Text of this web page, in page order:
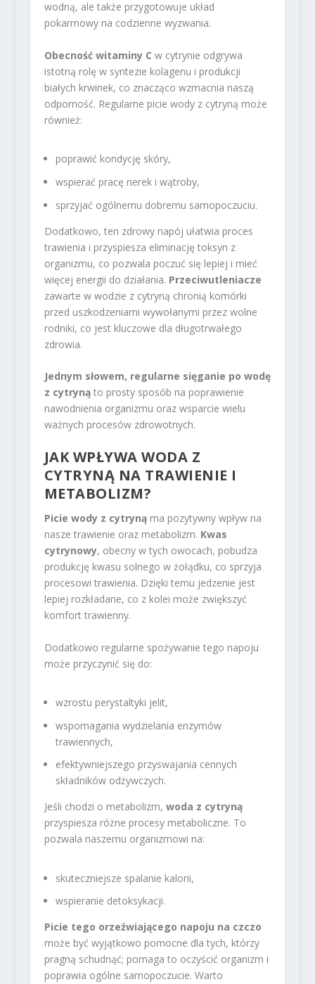
wodną, ale także przygotowuje układ
pokarmowy na codzienne wyzwania.
Obecność witaminy C w cytrynie odgrywa
istotną rolę w syntezie kolagenu i produkcji
białych krwinek, co znacząco wzmacnia naszą
odporność. Regularne picie wody z cytryną może
również:
poprawić kondycję skóry,
wspierać pracę nerek i wątroby,
sprzyjać ogólnemu dobremu samopoczuciu.
Dodatkowo, ten zdrowy napój ułatwia proces
trawienia i przyspiesza eliminację toksyn z
organizmu, co pozwala poczuć się lepiej i mieć
więcej energii do działania. Przeciwutleniacze
zawarte w wodzie z cytryną chronią komórki
przed uszkodzeniami wywołanymi przez wolne
rodniki, co jest kluczowe dla długotrwałego
zdrowia.
Jednym słowem, regularne sięganie po wodę
z cytrynąto prosty sposób na poprawienie
nawodnienia organizmu oraz wsparcie wielu
ważnych procesów zdrowotnych.
JAK WPŁYWA WODA Z
CYTRYNĄ NA TRAWIENIE I
METABOLIZM?
Picie wody z cytrynąma pozytywny wpływ na
nasze trawienie oraz metabolizm. Kwas
cytrynowy, obecny w tych owocach, pobudza
produkcję kwasu solnego w żołądku, co sprzyja
procesowi trawienia. Dzięki temu jedzenie jest
lepiej rozkładane, co z kolei może zwiększyć
komfort trawienny.
Dodatkowo regularne spożywanie tego napoju
może przyczynić się do:
wzrostu perystaltyki jelit,
wspomagania wydzielania enzymów
trawiennych,
efektywniejszego przyswajania cennych
składników odżywczych.
Jeśli chodzi o metabolizm, woda z cytryną
przyspiesza różne procesy metaboliczne. To
pozwala naszemu organizmowi na:
skuteczniejsze spalanie kalorii,
wspieranie detoksykacji.
Picie tego orzeźwiającego napoju na czczo
może być wyjątkowo pomocne dla tych, którzy
pragną schudnąć; pomaga to oczyścić organizm i
poprawia ogólne samopoczucie. Warto